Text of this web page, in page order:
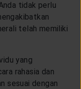
tidak perlu
telah memiliki
yang
rahasia dan
sesuai dengan